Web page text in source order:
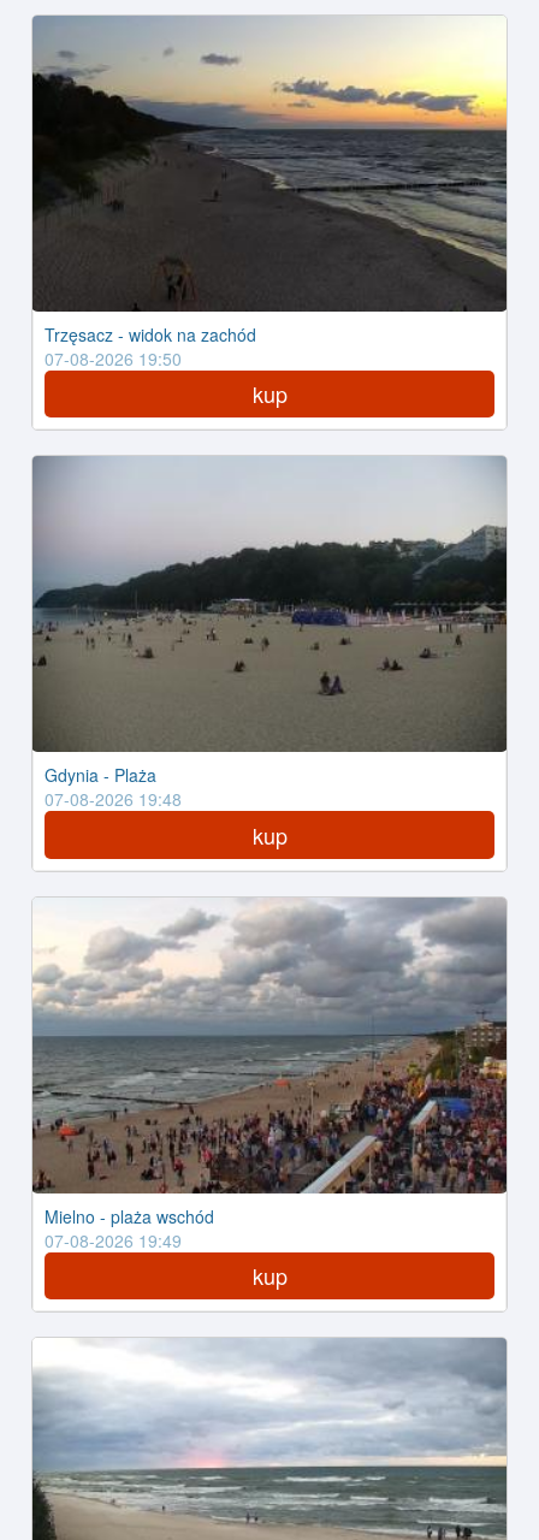
Trzęsacz - widok na zachód
07-08-2026 19:50
kup
Gdynia - Plaża
07-08-2026 19:48
kup
Mielno - plaża wschód
07-08-2026 19:49
kup